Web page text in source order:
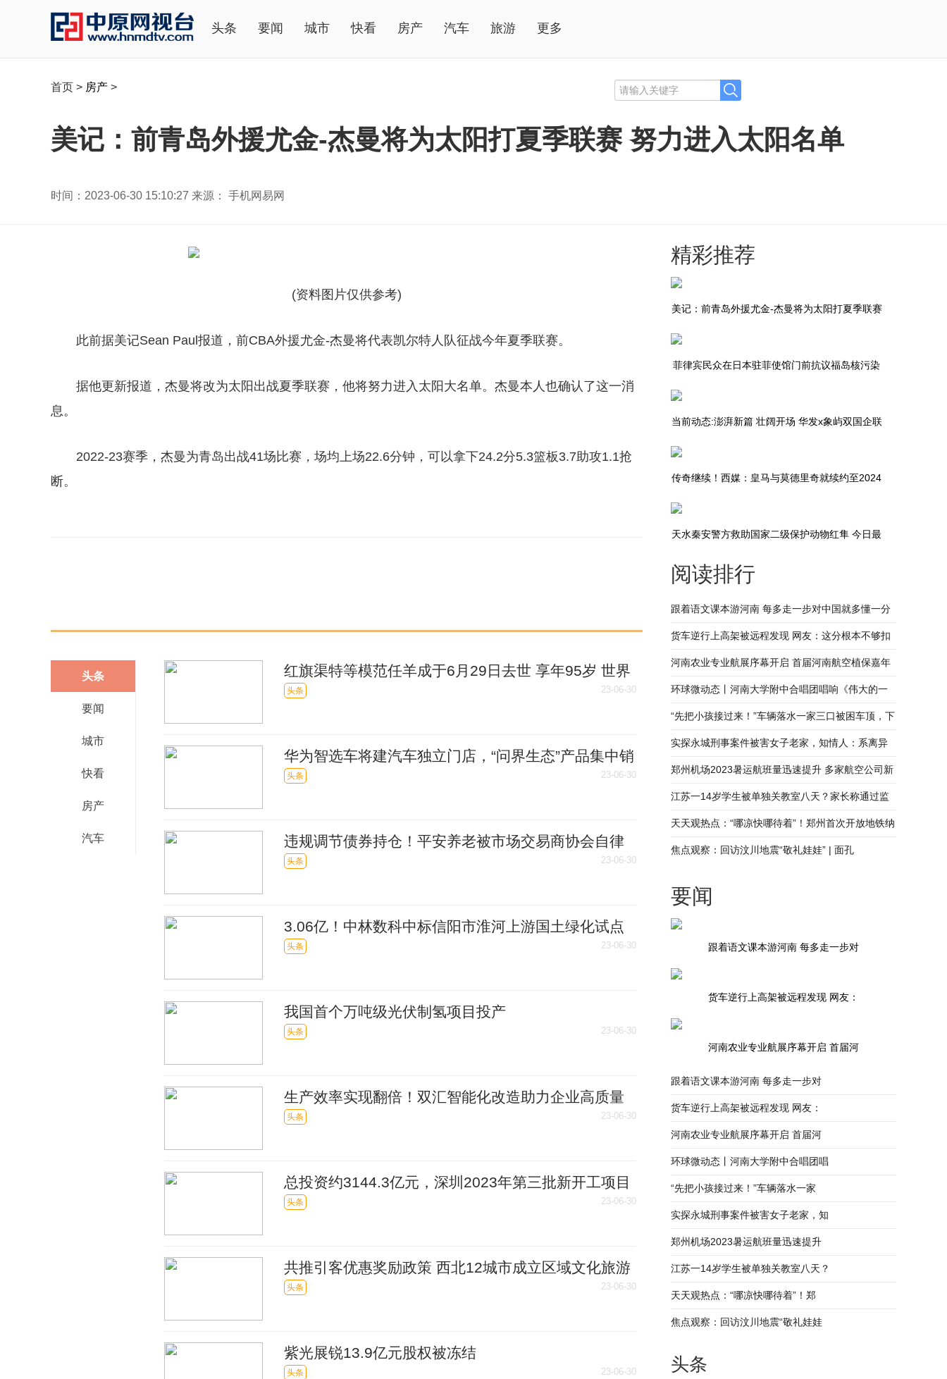
头条 要闻 城市 快看 房产 汽车 旅游 更多
首页 > 房产 >
美记：前青岛外援尤金-杰曼将为太阳打夏季联赛 努力进入太阳名单
时间：2023-06-30 15:10:27 来源： 手机网易网
(资料图片仅供参考)
此前据美记Sean Paul报道，前CBA外援尤金-杰曼将代表凯尔特人队征战今年夏季联赛。
据他更新报道，杰曼将改为太阳出战夏季联赛，他将努力进入太阳大名单。杰曼本人也确认了这一消
息。
2022-23赛季，杰曼为青岛出战41场比赛，场均上场22.6分钟，可以拿下24.2分5.3篮板3.7助攻1.1抢
断。
头条
要闻
城市
快看
房产
汽车
红旗渠特等模范任羊成于6月29日去世 享年95岁 世界
实时
头条 23-06-30
华为智选车将建汽车独立门店，“问界生态”产品集中销
售|天天最新
头条 23-06-30
违规调节债券持仓！平安养老被市场交易商协会自律
处分
头条 23-06-30
3.06亿！中林数科中标信阳市淮河上游国土绿化试点
示范项目_全球速递
头条 23-06-30
我国首个万吨级光伏制氢项目投产
头条 23-06-30
生产效率实现翻倍！双汇智能化改造助力企业高质量
发展-要闻速递
头条 23-06-30
总投资约3144.3亿元，深圳2023年第三批新开工项目
294个
头条 23-06-30
共推引客优惠奖励政策 西北12城市成立区域文化旅游
联盟促消费
头条 23-06-30
紫光展锐13.9亿元股权被冻结
头条 23-06-30
精彩推荐
美记：前青岛外援尤金-杰曼将为太阳打夏季联赛
菲律宾民众在日本驻菲使馆门前抗议福岛核污染
当前动态:澎湃新篇 壮阔开场 华发x象屿双国企联
传奇继续！西媒：皇马与莫德里奇就续约至2024
天水秦安警方救助国家二级保护动物红隼 今日最
阅读排行
跟着语文课本游河南 每多走一步对中国就多懂一分
货车逆行上高架被远程发现 网友：这分根本不够扣
河南农业专业航展序幕开启 首届河南航空植保嘉年
华亮点提前揭秘_焦点速讯
环球微动态丨河南大学附中合唱团唱响《伟大的一
盘棋》
“先把小孩接过来！”车辆落水一家三口被困车顶，下
一秒村民跳水救人_快看
实探永城刑事案件被害女子老家，知情人：系离异
女子，亲人在外务工生活多年-今热点
郑州机场2023暑运航班量迅速提升 多家航空公司新
开或加密在郑运营航线
江苏一14岁学生被单独关教室八天？家长称通过监
控确定基本没给孩子上课
天天观热点：“哪凉快哪待着”！郑州首次开放地铁纳
凉点
焦点观察：回访汶川地震“敬礼娃娃” | 面孔
要闻
跟着语文课本游河南 每多走一步对
货车逆行上高架被远程发现 网友：
河南农业专业航展序幕开启 首届河
跟着语文课本游河南 每多走一步对
货车逆行上高架被远程发现 网友：
河南农业专业航展序幕开启 首届河
环球微动态丨河南大学附中合唱团唱
“先把小孩接过来！”车辆落水一家
实探永城刑事案件被害女子老家，知
郑州机场2023暑运航班量迅速提升
江苏一14岁学生被单独关教室八天？
天天观热点：“哪凉快哪待着”！郑
焦点观察：回访汶川地震“敬礼娃娃
头条